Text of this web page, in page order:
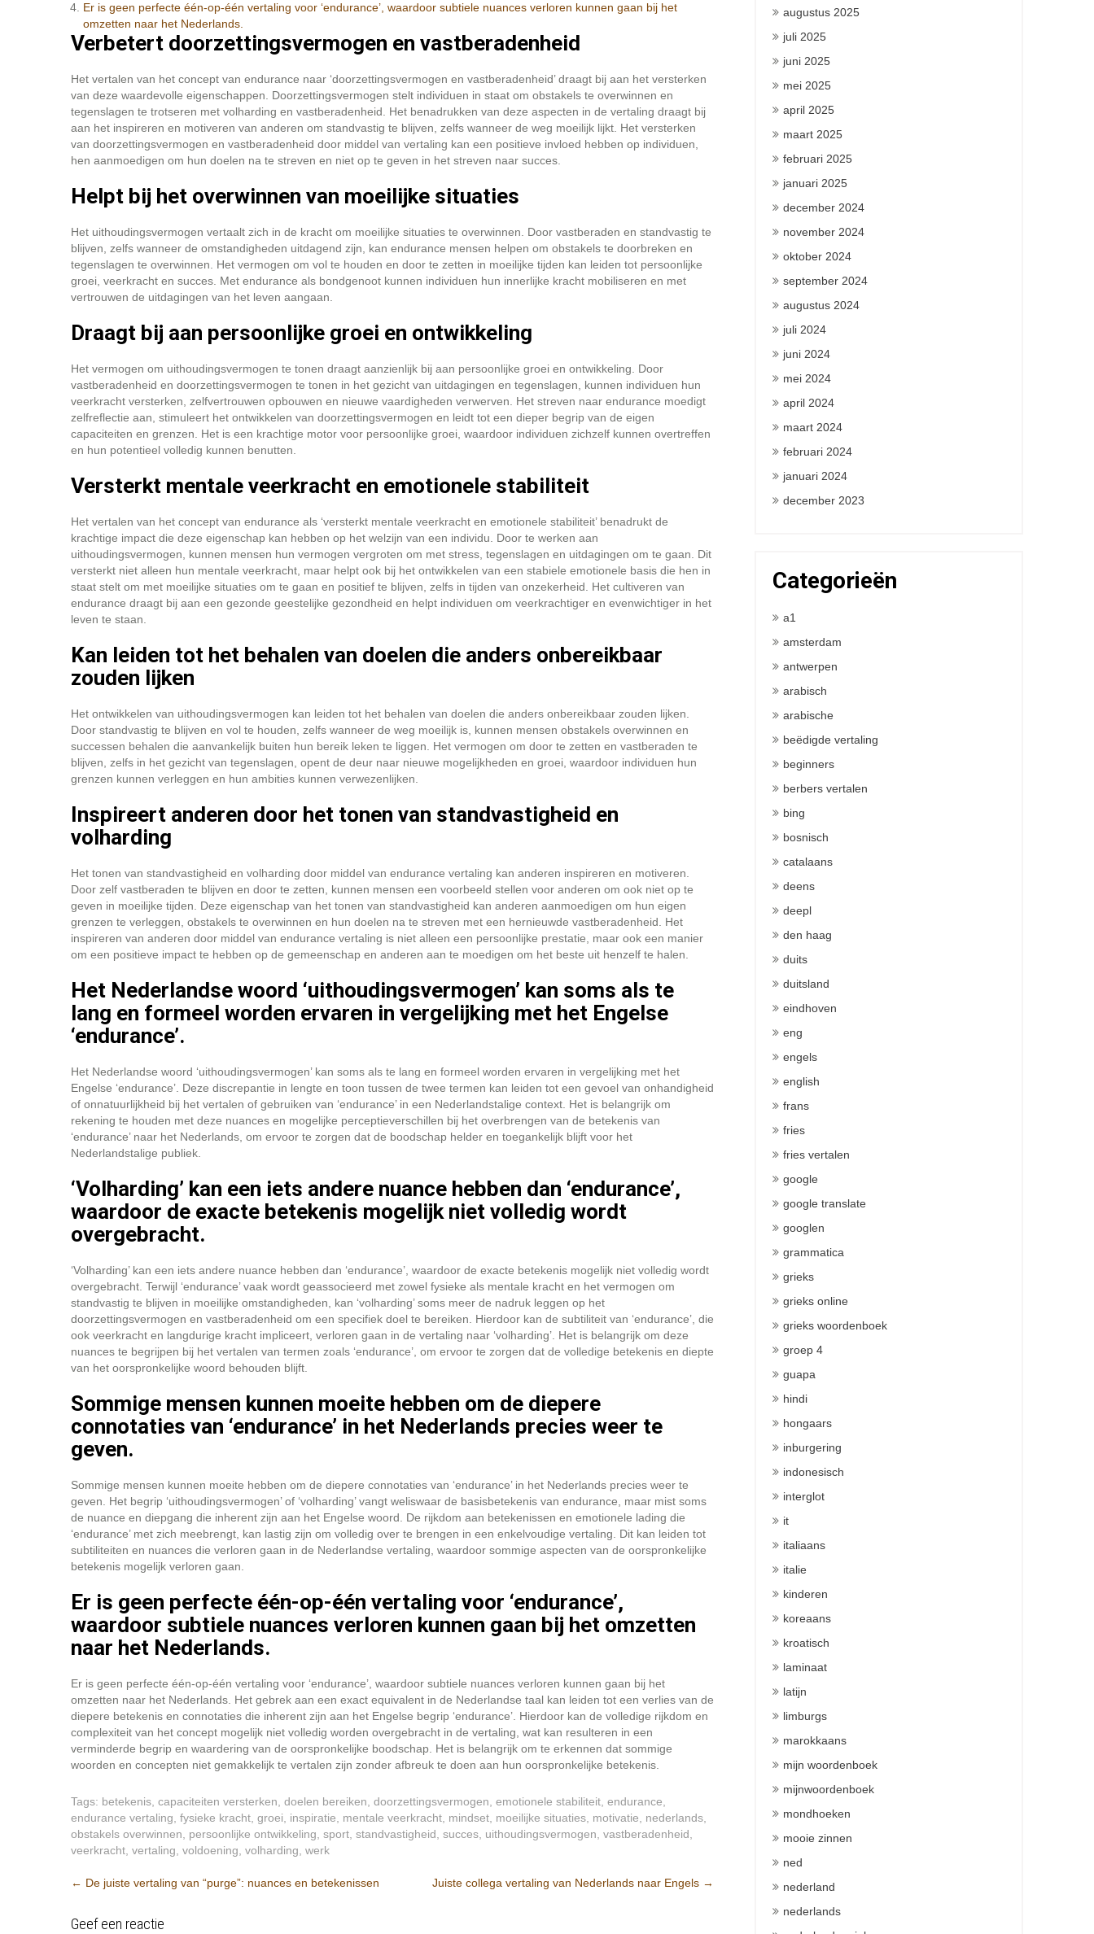
Er is geen perfecte één-op-één vertaling voor ‘endurance’, waardoor subtiele nuances verloren kunnen gaan bij het
omzetten naar het Nederlands.
Verbetert doorzettingsvermogen en vastberadenheid
Het vertalen van het concept van endurance naar ‘doorzettingsvermogen en vastberadenheid’ draagt bij aan het versterken
van deze waardevolle eigenschappen. Doorzettingsvermogen stelt individuen in staat om obstakels te overwinnen en
tegenslagen te trotseren met volharding en vastberadenheid. Het benadrukken van deze aspecten in de vertaling draagt bij
aan het inspireren en motiveren van anderen om standvastig te blijven, zelfs wanneer de weg moeilijk lijkt. Het versterken
van doorzettingsvermogen en vastberadenheid door middel van vertaling kan een positieve invloed hebben op individuen,
hen aanmoedigen om hun doelen na te streven en niet op te geven in het streven naar succes.
Helpt bij het overwinnen van moeilijke situaties
Het uithoudingsvermogen vertaalt zich in de kracht om moeilijke situaties te overwinnen. Door vastberaden en standvastig te
blijven, zelfs wanneer de omstandigheden uitdagend zijn, kan endurance mensen helpen om obstakels te doorbreken en
tegenslagen te overwinnen. Het vermogen om vol te houden en door te zetten in moeilijke tijden kan leiden tot persoonlijke
groei, veerkracht en succes. Met endurance als bondgenoot kunnen individuen hun innerlijke kracht mobiliseren en met
vertrouwen de uitdagingen van het leven aangaan.
Draagt bij aan persoonlijke groei en ontwikkeling
Het vermogen om uithoudingsvermogen te tonen draagt aanzienlijk bij aan persoonlijke groei en ontwikkeling. Door
vastberadenheid en doorzettingsvermogen te tonen in het gezicht van uitdagingen en tegenslagen, kunnen individuen hun
veerkracht versterken, zelfvertrouwen opbouwen en nieuwe vaardigheden verwerven. Het streven naar endurance moedigt
zelfreflectie aan, stimuleert het ontwikkelen van doorzettingsvermogen en leidt tot een dieper begrip van de eigen
capaciteiten en grenzen. Het is een krachtige motor voor persoonlijke groei, waardoor individuen zichzelf kunnen overtreffen
en hun potentieel volledig kunnen benutten.
Versterkt mentale veerkracht en emotionele stabiliteit
Het vertalen van het concept van endurance als ‘versterkt mentale veerkracht en emotionele stabiliteit’ benadrukt de
krachtige impact die deze eigenschap kan hebben op het welzijn van een individu. Door te werken aan
uithoudingsvermogen, kunnen mensen hun vermogen vergroten om met stress, tegenslagen en uitdagingen om te gaan. Dit
versterkt niet alleen hun mentale veerkracht, maar helpt ook bij het ontwikkelen van een stabiele emotionele basis die hen in
staat stelt om met moeilijke situaties om te gaan en positief te blijven, zelfs in tijden van onzekerheid. Het cultiveren van
endurance draagt bij aan een gezonde geestelijke gezondheid en helpt individuen om veerkrachtiger en evenwichtiger in het
leven te staan.
Kan leiden tot het behalen van doelen die anders onbereikbaar
zouden lijken
Het ontwikkelen van uithoudingsvermogen kan leiden tot het behalen van doelen die anders onbereikbaar zouden lijken.
Door standvastig te blijven en vol te houden, zelfs wanneer de weg moeilijk is, kunnen mensen obstakels overwinnen en
successen behalen die aanvankelijk buiten hun bereik leken te liggen. Het vermogen om door te zetten en vastberaden te
blijven, zelfs in het gezicht van tegenslagen, opent de deur naar nieuwe mogelijkheden en groei, waardoor individuen hun
grenzen kunnen verleggen en hun ambities kunnen verwezenlijken.
Inspireert anderen door het tonen van standvastigheid en
volharding
Het tonen van standvastigheid en volharding door middel van endurance vertaling kan anderen inspireren en motiveren.
Door zelf vastberaden te blijven en door te zetten, kunnen mensen een voorbeeld stellen voor anderen om ook niet op te
geven in moeilijke tijden. Deze eigenschap van het tonen van standvastigheid kan anderen aanmoedigen om hun eigen
grenzen te verleggen, obstakels te overwinnen en hun doelen na te streven met een hernieuwde vastberadenheid. Het
inspireren van anderen door middel van endurance vertaling is niet alleen een persoonlijke prestatie, maar ook een manier
om een positieve impact te hebben op de gemeenschap en anderen aan te moedigen om het beste uit henzelf te halen.
Het Nederlandse woord ‘uithoudingsvermogen’ kan soms als te
lang en formeel worden ervaren in vergelijking met het Engelse
‘endurance’.
Het Nederlandse woord ‘uithoudingsvermogen’ kan soms als te lang en formeel worden ervaren in vergelijking met het
Engelse ‘endurance’. Deze discrepantie in lengte en toon tussen de twee termen kan leiden tot een gevoel van onhandigheid
of onnatuurlijkheid bij het vertalen of gebruiken van ‘endurance’ in een Nederlandstalige context. Het is belangrijk om
rekening te houden met deze nuances en mogelijke perceptieverschillen bij het overbrengen van de betekenis van
‘endurance’ naar het Nederlands, om ervoor te zorgen dat de boodschap helder en toegankelijk blijft voor het
Nederlandstalige publiek.
‘Volharding’ kan een iets andere nuance hebben dan ‘endurance’,
waardoor de exacte betekenis mogelijk niet volledig wordt
overgebracht.
‘Volharding’ kan een iets andere nuance hebben dan ‘endurance’, waardoor de exacte betekenis mogelijk niet volledig wordt
overgebracht. Terwijl ‘endurance’ vaak wordt geassocieerd met zowel fysieke als mentale kracht en het vermogen om
standvastig te blijven in moeilijke omstandigheden, kan ‘volharding’ soms meer de nadruk leggen op het
doorzettingsvermogen en vastberadenheid om een specifiek doel te bereiken. Hierdoor kan de subtiliteit van ‘endurance’, die
ook veerkracht en langdurige kracht impliceert, verloren gaan in de vertaling naar ‘volharding’. Het is belangrijk om deze
nuances te begrijpen bij het vertalen van termen zoals ‘endurance’, om ervoor te zorgen dat de volledige betekenis en diepte
van het oorspronkelijke woord behouden blijft.
Sommige mensen kunnen moeite hebben om de diepere
connotaties van ‘endurance’ in het Nederlands precies weer te
geven.
Sommige mensen kunnen moeite hebben om de diepere connotaties van ‘endurance’ in het Nederlands precies weer te
geven. Het begrip ‘uithoudingsvermogen’ of ‘volharding’ vangt weliswaar de basisbetekenis van endurance, maar mist soms
de nuance en diepgang die inherent zijn aan het Engelse woord. De rijkdom aan betekenissen en emotionele lading die
‘endurance’ met zich meebrengt, kan lastig zijn om volledig over te brengen in een enkelvoudige vertaling. Dit kan leiden tot
subtiliteiten en nuances die verloren gaan in de Nederlandse vertaling, waardoor sommige aspecten van de oorspronkelijke
betekenis mogelijk verloren gaan.
Er is geen perfecte één-op-één vertaling voor ‘endurance’,
waardoor subtiele nuances verloren kunnen gaan bij het omzetten
naar het Nederlands.
Er is geen perfecte één-op-één vertaling voor ‘endurance’, waardoor subtiele nuances verloren kunnen gaan bij het
omzetten naar het Nederlands. Het gebrek aan een exact equivalent in de Nederlandse taal kan leiden tot een verlies van de
diepere betekenis en connotaties die inherent zijn aan het Engelse begrip ‘endurance’. Hierdoor kan de volledige rijkdom en
complexiteit van het concept mogelijk niet volledig worden overgebracht in de vertaling, wat kan resulteren in een
verminderde begrip en waardering van de oorspronkelijke boodschap. Het is belangrijk om te erkennen dat sommige
woorden en concepten niet gemakkelijk te vertalen zijn zonder afbreuk te doen aan hun oorspronkelijke betekenis.
Tags: betekenis capaciteiten versterken doelen bereiken doorzettingsvermogen emotionele stabiliteit endurance
endurance vertaling fysieke kracht groei inspiratie mentale veerkracht mindset moeilijke situaties motivatie nederlands
obstakels overwinnen
persoonlijke ontwikkeling sport standvastigheid succes uithoudingsvermogen vastberadenheid
veerkracht vertaling voldoening volharding werk
Berichtnavigatie
← De juiste vertaling van “purge”: nuances en betekenissen Juiste collega vertaling van Nederlands naar Engels →
Geef een reactie
augustus 2025
juli 2025
juni 2025
mei 2025
april 2025
maart 2025
februari 2025
januari 2025
december 2024
november 2024
oktober 2024
september 2024
augustus 2024
juli 2024
juni 2024
mei 2024
april 2024
maart 2024
februari 2024
januari 2024
december 2023
Categorieën
a1
amsterdam
antwerpen
arabisch
arabische
beëdigde vertaling
beginners
berbers vertalen
bing
bosnisch
catalaans
deens
deepl
den haag
duits
duitsland
eindhoven
eng
engels
english
frans
fries
fries vertalen
google
google translate
googlen
grammatica
grieks
grieks online
grieks woordenboek
groep 4
guapa
hindi
hongaars
inburgering
indonesisch
interglot
it
italiaans
italie
kinderen
koreaans
kroatisch
laminaat
latijn
limburgs
marokkaans
mijn woordenboek
mijnwoordenboek
mondhoeken
mooie zinnen
ned
nederland
nederlands